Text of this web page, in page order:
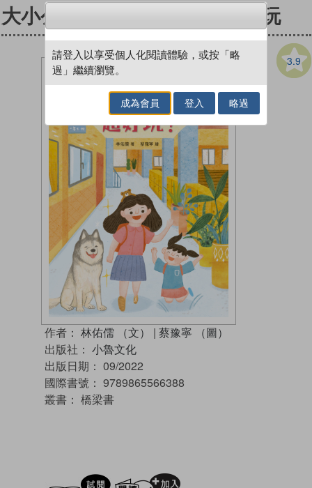
大小公主去上學:學校其實超好玩
3.9
作者： 林佑儒 （文） | 蔡豫寧 （圖）
出版社： 小魯文化
出版日期： 09/2022
國際書號： 9789865566388
叢書： 橋梁書
試閲
請登入以享受個人化閱讀體驗，或按「略
過」繼續瀏覽。
成為會員 登入 略過